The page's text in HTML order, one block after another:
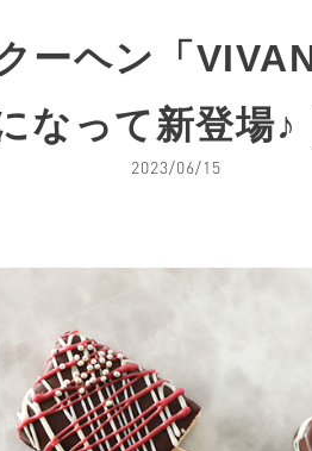
ーヘン「
なって新登場♪
2023/06/15